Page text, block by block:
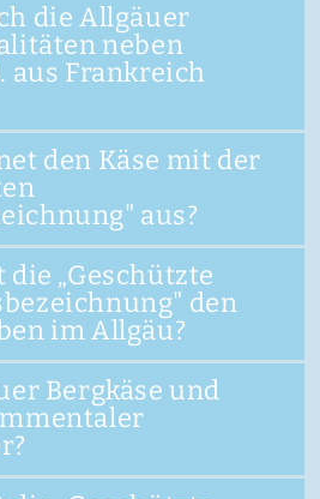
die Allgäuer
neben
aus Frankreich
den Käse mit der
aus?
„Geschützte
den
im Allgäu?
Bergkäse und